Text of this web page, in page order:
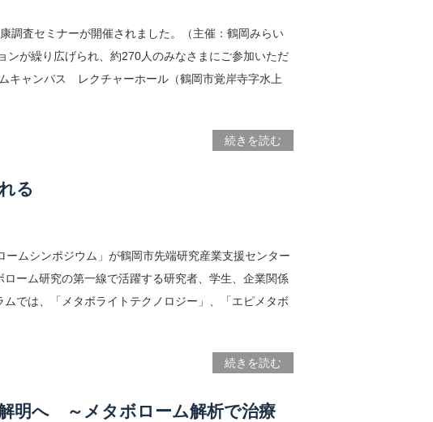
調査セミナーが開催されました。（主催：鶴岡みらい
が繰り広げられ、約270人のみなさまにご参加いただ
キャンパス レクチャーホール（鶴岡市覚岸寺字水上
続きを読む
る
ムシンポジウム」が鶴岡市先端研究産業支援センター
ーム研究の第一線で活躍する研究者、学生、企業関係
では、「メタボライトテクノロジー」、「エピメタボ
続きを読む
明へ ～メタボローム解析で治療